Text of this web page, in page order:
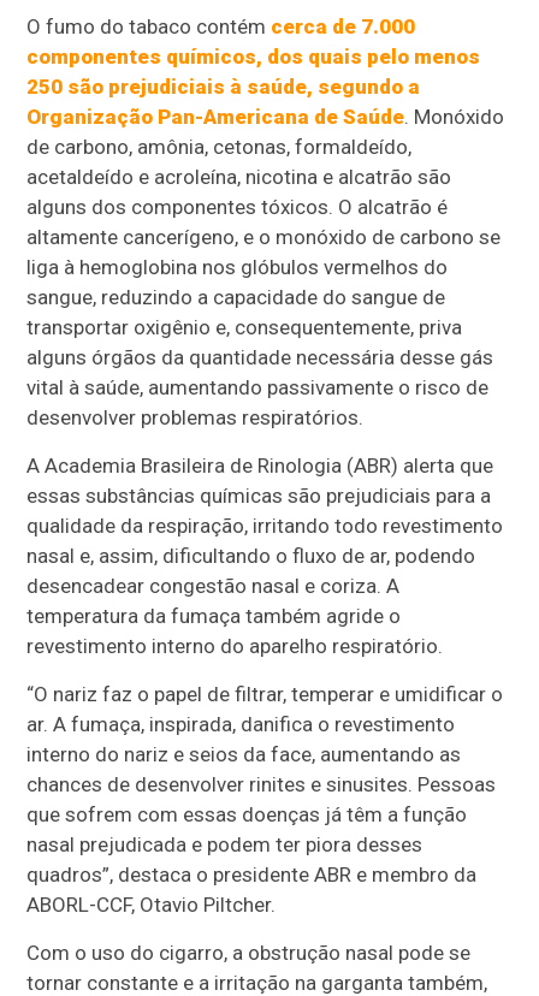
O fumo do tabaco contém cerca de 7.000
componentes químicos, dos quais pelo menos
250 são prejudiciais à saúde, segundo a
Organização Pan-Americana de Saúde. Monóxido
de carbono, amônia, cetonas, formaldeído,
acetaldeído e acroleína, nicotina e alcatrão são
alguns dos componentes tóxicos. O alcatrão é
altamente cancerígeno, e o monóxido de carbono se
liga à hemoglobina nos glóbulos vermelhos do
sangue, reduzindo a capacidade do sangue de
transportar oxigênio e, consequentemente, priva
alguns órgãos da quantidade necessária desse gás
vital à saúde, aumentando passivamente o risco de
desenvolver problemas respiratórios.
A Academia Brasileira de Rinologia (ABR) alerta que
essas substâncias químicas são prejudiciais para a
qualidade da respiração, irritando todo revestimento
nasal e, assim, dificultando o fluxo de ar, podendo
desencadear congestão nasal e coriza. A
temperatura da fumaça também agride o
revestimento interno do aparelho respiratório.
“O nariz faz o papel de filtrar, temperar e umidificar o
ar. A fumaça, inspirada, danifica o revestimento
interno do nariz e seios da face, aumentando as
chances de desenvolver rinites e sinusites. Pessoas
que sofrem com essas doenças já têm a função
nasal prejudicada e podem ter piora desses
quadros”, destaca o presidente ABR e membro da
ABORL-CCF, Otavio Piltcher.
Com o uso do cigarro, a obstrução nasal pode se
tornar constante e a irritação na garganta também,